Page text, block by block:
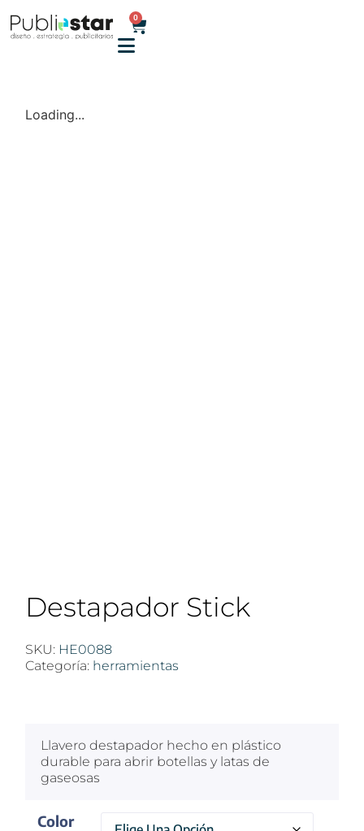
0
Loading...
Destapador Stick
SKU: HE0088
Categoría: herramientas
Llavero destapador hecho en plástico
durable para abrir botellas y latas de
gaseosas
Color